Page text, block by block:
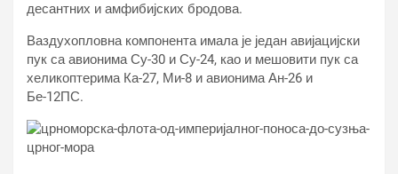
десантних и амфибијских бродова.
Ваздухопловна компонента имала је један авијацијски
пук са авионима Су-30 и Су-24, као и мешовити пук са
хеликоптерима Ка-27, Ми-8 и авионима Ан-26 и
Бе-12ПС.